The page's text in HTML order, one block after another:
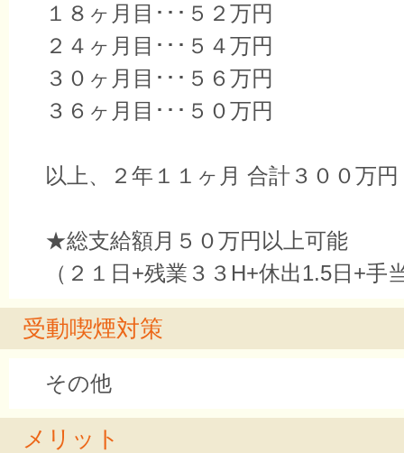
１８ヶ月目･･･５２万円
２４ヶ月目･･･５４万円
３０ヶ月目･･･５６万円
３６ヶ月目･･･５０万円
以上、２年１１ヶ月 合計３００万円
★総支給額月５０万円以上可能
（２１日+残業３３H+休出1.5日+手
受動喫煙対策
その他
メリット